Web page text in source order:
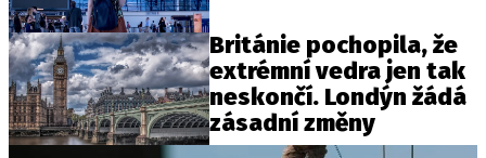
Británie pochopila, že
extrémní vedra jen tak
neskončí. Londýn žádá
zásadní změny